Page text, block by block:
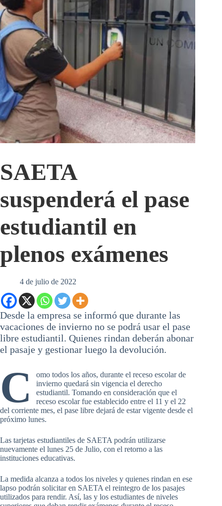
SAETA
suspenderá el pase
estudiantil en
plenos exámenes
4 de julio de 2022
Desde la empresa se informó que durante las
vacaciones de invierno no se podrá usar el pase
libre estudiantil. Quienes rindan deberán abonar
el pasaje y gestionar luego la devolución.
C
omo todos los años, durante el receso escolar de
invierno quedará sin vigencia el derecho
estudiantil. Tomando en consideración que el
receso escolar fue establecido entre el 11 y el 22
del corriente mes, el pase libre dejará de estar vigente desde el
próximo lunes.
Las tarjetas estudiantiles de SAETA podrán utilizarse
nuevamente el lunes 25 de Julio, con el retorno a las
instituciones educativas.
La medida alcanza a todos los niveles y quienes rindan en ese
lapso podrán solicitar en SAETA el reintegro de los pasajes
utilizados para rendir. Así, las y los estudiantes de niveles